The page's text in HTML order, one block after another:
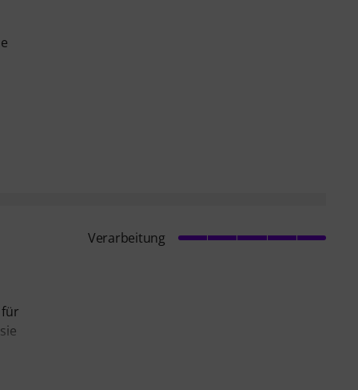
Verarbeitung